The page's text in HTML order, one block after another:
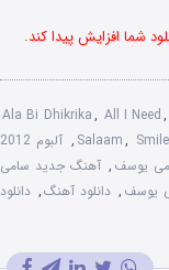
شما افزایش پیدا کند.
Ala Bi Dhikrika, All I Need,
Salaam, Smile
,
آلبوم 2012
یوسف , آهنگ جدید سامی
یوسف , دانلود آهنگ, دانلود